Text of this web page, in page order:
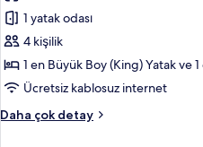
En
Büyük
(King)
Boy
ve
1 yatak odası
4 kişilik
1 en Büyük Boy (King) Yatak ve
Ücretsiz kablosuz internet
Daha çok detay
Stüdyo